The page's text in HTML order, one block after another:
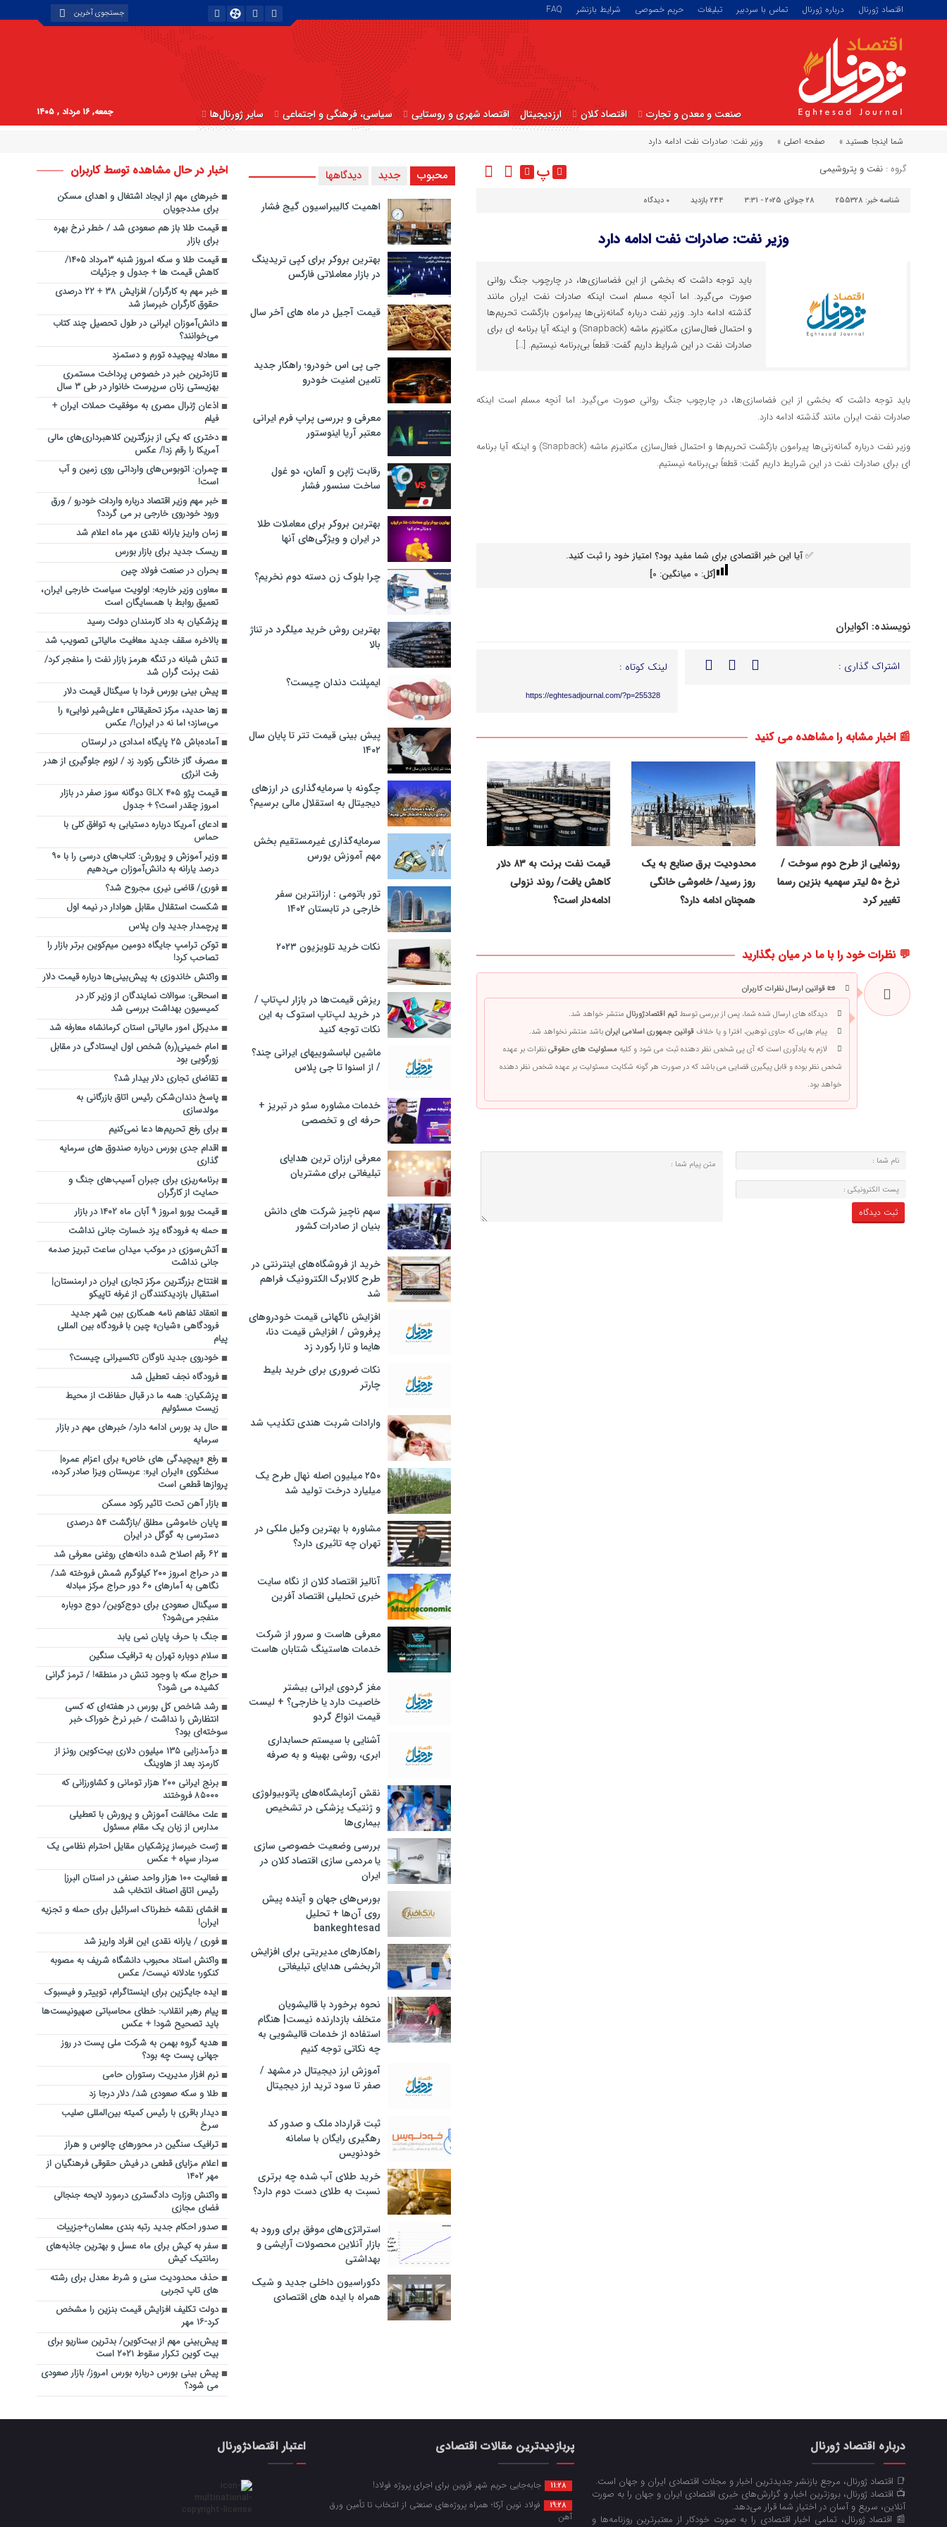
اقتصاد ژورنال درباره ژورنال تماس با سردبیر تبلیغات حریم خصوصی شرایط بازنشر FAQ
صنعت و معدن و تجارت اقتصاد کلان ارزدیجیتال اقتصاد شهری و روستایی سیاسی، فرهنگی و اجتماعی سایر ژورنال‌ها جمعه, ۱۶ مرداد , ۱۴۰۵
شما اینجا هستید » صفحه اصلی » وزیر نفت: صادرات نفت ادامه دارد
گروه : نفت و پتروشیمی پ
شناسه خبر: 255328 28 جولای 2025 - 3:31 244 بازدید ۰ دیدگاه
وزیر نفت: صادرات نفت ادامه دارد
باید توجه داشت که بخشی از این فضاسازی‌ها، در چارچوب جنگ روانی
صورت می‌گیرد. اما آنچه مسلم است اینکه صادرات نفت ایران مانند
گذشته ادامه دارد. وزیر نفت درباره گمانه‌زنی‌ها پیرامون بازگشت تحریم‌ها
و احتمال فعال‌سازی مکانیزم ماشه (Snapback) و اینکه آیا برنامه ای برای
صادرات نفت در این شرایط داریم گفت: قطعاً بی‌برنامه نیستیم. […]
باید توجه داشت که بخشی از این فضاسازی‌ها، در چارچوب جنگ روانی صورت می‌گیرد. اما آنچه مسلم است اینکه
صادرات نفت ایران مانند گذشته ادامه دارد.
وزیر نفت درباره گمانه‌زنی‌ها پیرامون بازگشت تحریم‌ها و احتمال فعال‌سازی مکانیزم ماشه (Snapback) و اینکه آیا برنامه
ای برای صادرات نفت در این شرایط داریم گفت: قطعاً بی‌برنامه نیستیم.
✅ آیا این خبر اقتصادی برای شما مفید بود؟ امتیاز خود را ثبت کنید.
[کل: 0 میانگین: 0
]
نویسنده: اکوایران
اشتراک گذاری : لینک کوتاه :
https://eghtesadjournal.com/?p=255328
📰 اخبار مشابه را مشاهده می کنید
رونمایی از طرح دوم سوخت /
نرخ ۵۰ لیتر سهمیه بنزین رسما
تغییر کرد
محدودیت برق صنایع به یک
روز رسید/ خاموشی خانگی
همچنان ادامه دارد؟
قیمت نفت برنت به ۸۳ دلار
کاهش یافت/ روند نزولی
ادامه‌دار است؟
💬 نظرات خود را با ما در میان بگذارید
📜 قوانین ارسال نظرات کاربران
دیدگاه های ارسال شده شما، پس از بررسی توسط تیم اقتصادژورنال منتشر خواهد شد.
پیام هایی که حاوی توهین، افترا و یا خلاف قوانین جمهوری اسلامی ایرانباشد منتشر نخواهد شد.
لازم به یادآوری است که آی پی شخص نظر دهنده ثبت می شود و کلیه مسئولیت های حقوقینظرات بر عهده
شخص نظر بوده و قابل پیگیری قضایی می باشد که در صورت هر گونه شکایت مسئولیت بر عهده شخص نظر دهنده
خواهد بود.
محبوب جدید دیدگاهها
اهمیت کالیبراسیون گیج فشار
بهترین بروکر برای کپی‌ تریدینگ
در بازار معاملاتی فارکس
قیمت آجیل در ماه های آخر سال
جی پی اس خودرو؛ راهکار جدید
تامین امنیت خودرو
معرفی و بررسی پراپ فرم ایرانی
معتبر آریا اینوستور
رقابت ژاپن و آلمان، دو غول
ساخت سنسور فشار
بهترین بروکر برای معاملات طلا
در ایران و ویژگی‌های آنها
چرا بلوک زن دسته دوم نخریم؟
بهترین روش خرید میلگرد در تناژ
بالا
ایمپلنت دندان چیست؟
پیش بینی قیمت تتر تا پایان سال
۱۴۰۲
چگونه با سرمایه‌گذاری در ارزهای
دیجیتال به استقلال مالی برسیم؟
سرمایه‌گذاری غیرمستقیم بخش
مهم آموزش بورس
تور باتومی : ارزانترین سفر
خارجی در تابستان ۱۴۰۲
نکات خرید تلویزیون ۲۰۲۳
ریزش قیمت‌ها در بازار لپ‌تاپ /
در خرید لپ‌تاپ استوک به این
نکات توجه کنید
ماشین لباسشویی‎های ایرانی چند؟
/ از اسنوا تا جی پلاس
خدمات مشاوره سئو در تبریز +
حرفه ای و تخصصی
معرفی ارزان ترین هدایای
تبلیغاتی برای مشتریان
سهم ناچیز شرکت های دانش
بنیان از صادرات کشور
خرید از فروشگاه‌های اینترنتی در
طرح کالابرگ الکترونیک فراهم
شد
افزایش ناگهانی قیمت خودروهای
پرفروش / افزایش قیمت دنا،
هایما و تارا رکورد زد
نکات ضروری برای خرید بلیط
چارتر
وارادات شربت هندی تکذیب شد
۲۵۰ میلیون اصله نهال طرح یک
میلیارد درخت تولید شد
مشاوره با بهترین وکیل ملکی در
تهران چه تاثیری دارد؟
آنالیز اقتصاد کلان از نگاه سایت
خبری تحلیلی اقتصاد آفرین
معرفی هاست و سرور از شرکت
خدمات هاستینگ شتابان هاست
مغز گردوی ایرانی بیشتر
خاصیت دارد یا خارجی؟ + لیست
قیمت انواع گردو
آشنایی با سیستم حسابداری
ابری، روشی بهینه و به صرفه
نقش آزمایشگاه‌های پاتوبیولوژی
و ژنتیک پزشکی در تشخیص
بیماری‌ها
بررسی وضعیت خصوصی سازی
یا مردمی سازی اقتصاد کلان در
ایران
بورس‌های جهان و آینده پیش
روی آن‌ها + تحلیل
bankeghtesad
راهکارهای مدیریتی برای افزایش
اثربخشی هدایای تبلیغاتی
نحوه برخورد با قالیشویان
متخلف بازدارنده نیست| هنگام
استفاده از خدمات قالیشویی به
چه نکاتی توجه کنیم
آموزش ارز دیجیتال در مشهد /
صفر تا سود ترید ارز دیجیتال
ثبت قرارداد ملک و صدور کد
رهگیری رایگان با سامانه
خودنویس
خرید طلای آب شده چه برتری
نسبت به طلای دست دوم دارد؟
استراتژی‌های موفق برای ورود به
بازار آنلاین محصولات آرایشی و
بهداشتی
دکوراسیون داخلی جدید و شیک
همراه با ایده های اقتصادی
اخبار در حال مشاهده توسط کاربران
خبرهای مهم از ایجاد اشتغال و اهدای مسکن
برای مددجویان
قیمت طلا باز هم صعودی شد / خطر نرخ بهره
برای بازار
قیمت طلا و سکه امروز شنبه ۳مرداد ۱۴۰۵/
کاهش قیمت ها + جدول و جزئیات
خبر مهم به کارگران/ افزایش ۳۸ + ۲۲ درصدی
حقوق کارگران خبرساز شد
دانش‌آموزان ایرانی در طول تحصیل چند کتاب
می‌خوانند؟
معادله پیچیده تورم و دستمزد
تازه‌ترین خبر در خصوص پرداخت مستمری
بهزیستی زنان سرپرست خانوار در طی ۳ سال
اذعان ژنرال مصری به موفقیت حملات ایران +
فیلم
دختری که یکی از بزرگترین کلاهبرداری‌های مالی
آمریکا را رقم زد!/ عکس
چمران: اتوبوس‌های وارداتی روی زمین و آب
است!
خبر مهم وزیر اقتصاد درباره واردات خودرو / ورق
ورود خودروی خارجی بر می گردد؟
زمان واریز یارانه نقدی مهر ماه اعلام شد
ریسک جدید برای بازار بورس
بحران در صنعت فولاد چین
معاون وزیر خارجه: اولویت سیاست خارجی ایران،
تعمیق روابط با همسایگان است
پزشکیان به داد کارمندان دولت رسید
بالاخره سقف جدید معافیت مالیاتی تصویب شد
تنش شبانه در تنگه هرمز بازار نفت را منفجر کرد/
نفت برنت گران شد
پیش بینی بورس فردا با سیگنال قیمت دلار
زها حدید، مرکز تحقیقاتی «علی‌شیر نوایی» را
می‌سازد؛ اما نه در ایران!/ عکس
آماده‌باش ۲۵ پایگاه امدادی در لرستان
مصرف گاز خانگی رکورد زد / لزوم جلوگیری از هدر
رفت انرژی
قیمت پژو ۴۰۵ GLX دوگانه سوز صفر در بازار
امروز چقدر است؟ + جدول
ادعای آمریکا درباره دستیابی به توافق کلی با
حماس
وزیر آموزش و پرورش: کتاب‌های درسی را با ۹۰
درصد یارانه به دانش‌آموزان می‌دهیم
فوری/ قاضی نیری مجروح شد؟
شکست استقلال مقابل هوادار در نیمه اول
پرچمدار جدید وان پلاس
توکن ترامپ جایگاه دومین میم‌کوین برتر بازار را
تصاحب کرد!
واکنش خاندوزی به پیش‌بینی‌ها درباره قیمت دلار
اسحاقی: سوالات نمایندگان از وزیر کار در
کمیسیون بهداشت بررسی شد
مدیرکل امور مالیاتی استان کرمانشاه معارفه شد
امام خمینی(ره) شخص اول ایستادگی در مقابل
زورگویی بود
تقاضای تجاری دلار بیدار شد؟
پاسخ دندان‌شکن رئیس اتاق بازرگانی به
مولدسازی
برای رفع تحریم‌ها دعا نمی‌کنیم
اقدام جدی بورس درباره صندوق های سرمایه
گذاری
برنامه‌ریزی برای جبران آسیب‌های جنگ و
حمایت از کارگران
قیمت یورو امروز ۹ آبان ماه ۱۴۰۲ در بازار
حمله به فرودگاه یزد خسارت جانی نداشت
آتش‌سوزی در موکب میدان ساعت تبریز صدمه
جانی نداشت
افتتاح بزرگترین مرکز تجاری ایران در ارمنستان|
استقبال بازدیدکنندگان از غرفه تاپیکو
انعقاد تفاهم نامه همکاری بین شهر جدید
فرودگاهی «شیان» چین با فرودگاه بین المللی
پیام
خودروی جدید ناوگان تاکسیرانی چیست؟
فرودگاه نجف تعطیل شد
پزشکیان: همه ما در قبال حفاظت از محیط
زیست مسئولیم
حال بد بورس ادامه دارد/ خبرهای مهم در بازار
سرمایه
رفع «پیچیدگی های خاص» برای اعزام عمره|
سخنگوی «ایران ایر»: عربستان ویزا صادر کرده،
پروازها قطعی است
بازار آهن تحت تاثیر رکود مسکن
پایان خاموشی مطلق /بازگشت ۵۴ درصدی
دسترسی به گوگل در ایران
۶۲ رقم اصلاح شده دانه‌های روغنی معرفی شد
در حراج امروز ۲۰۰ کیلوگرم شمش فروخته شد/
نگاهی به آمارهای ۶۰ دور حراج مرکز مبادله
سیگنال صعودی برای دوج‌کوین/ دوج دوباره
منفجر می‌شود؟
جنگ با حرف پایان نمی یابد
سلام دوباره تهران به ترافیک سنگین
حراج سکه با وجود تنش در منطقه! / ترمز گرانی
کشیده می شود؟
رشد شاخص کل بورس در هفته‌ای که کسی
انتظارش را نداشت / خبر نرخ خوراک خبر
سوخته‌ای بود؟
درآمدزایی ۱۳۵ میلیون دلاری بیت‌کوین رونز از
کارمزد بعد از هاوینگ
برنج ایرانی ۲۰۰ هزار تومانی و کشاورزانی که
۸۵۰۰۰ فروختند
علت مخالفت آموزش و پرورش با تعطیلی
مدارس از زبان یک مقام مسئول
ژست خبرساز پزشکیان مقایل احترام نظامی یک
سردار سپاه + عکس
فعالیت ۱۰۰ هزار واحد صنفی در استان البرز|
رئیس اتاق اصناف انتخاب شد
افشای نقشه خطرناک اسرائیل برای حمله و تجزیه
ایران!
فوری / یارانه نقدی این افراد واریز شد
واکنش استاد محبوب دانشگاه شریف به مصوبه
کنکور؛ عادلانه نیست/ عکس
ایده جایگزین برای اینستاگرام، توییتر و فیسبوک
پیام رهبر انقلاب: خطای محاسباتی صهیونیست‌ها
باید تصحیح شود! + عکس
هدیه گروه بهمن به شرکت ملی پست در روز
جهانی پست چه بود؟
نرم افزار مدیریت رستوران حامی
طلا و سکه صعودی شد/ دلار درجا زد
دیدار باقری با رئیس کمیته بین‌المللی صلیب
سرخ
ترافیک سنگین در محورهای چالوس و هراز
اعلام مزایای قطعی در فیش حقوقی فرهنگیان از
مهر ۱۴۰۲
واکنش وزارت دادگستری درمورد لایحه جنجالی
فضای مجازی
صدور احکام جدید رتبه بندی معلمان+جزییات
سفر به کیش برای ماه عسل و بهترین جاذبه‌های
رمانتیک کیش
حذف محدودیت سنی و شرط معدل برای رشته
های تاپ تجربی
دولت تکلیف افزایش قیمت بنزین را مشخص
کرد-۱۶ مهر
پیش‌بینی مهم از بیت‌کوین/ بدترین سناریو برای
بیت کوین تکرار سقوط ۲۰۲۱ است
پیش بینی بورس درباره بورس امروز/ بازار صعودی
می شود؟
درباره اقتصاد ژورنال
📑 اقتصاد ژورنال، مرجع بازنشر جدیدترین اخبار و مجلات اقتصادی ایران و جهان است.
📺 اقتصاد ژورنال، بروزترین اخبار و گزارش‌های خبری اقتصادی ایران و جهان را به صورت
آنلاین، سریع و آسان در اختیار شما قرار می‌‌دهد.
📰 اقتصاد ژورنال، تمامی اخبار اقتصادی را به صورت خودکار از معتبرترین روزنامه‌ها و
پربازدیدترین مقالات اقتصادی
11:28 جابه‌جایی حریم شهر قزوین برای اجرای پروژه فولاد!
19:28
فولاد نوین آرکا؛ همراه پروژه‌های صنعتی از انتخاب تا تأمین ورق
آهن
اعتبار اقتصادژورنال